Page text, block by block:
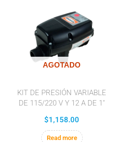
AGOTADO
KIT DE PRESIÓN VARIABLE
DE 115/220 V Y 12 A DE 1″
$1,158.00
Read more